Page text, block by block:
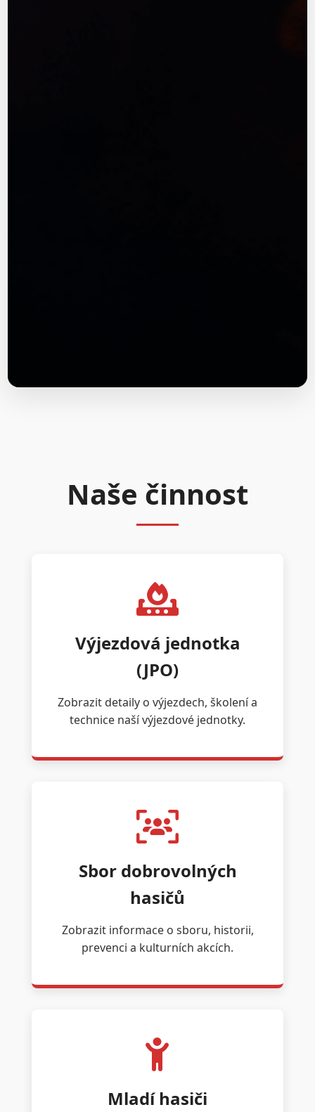
Naše činnost
Výjezdová jednotka
(JPO)
Zobrazit detaily o výjezdech, školení a
technice naší výjezdové jednotky.
Sbor dobrovolných
hasičů
Zobrazit informace o sboru, historii,
prevenci a kulturních akcích.
Mladí hasiči